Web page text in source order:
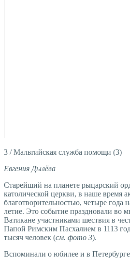
3 / Мальтийская служба помощи (3)
Евгения Дылёва
Старейший на планете рыцарский
католической церкви, в наше время
благотворительностью, четыре года
летие. Это событие праздновали во
Ватикане участниками шествия в
Папой Римским Пасхалием в 1113
тысяч человек (см. фото 3).
Вспоминали о юбилее и в